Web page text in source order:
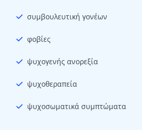
συμβουλευτική γονέων
φοβίες
ψυχογενής ανορεξία
ψυχοθεραπεία
ψυχοσωματικά συμπτώματα